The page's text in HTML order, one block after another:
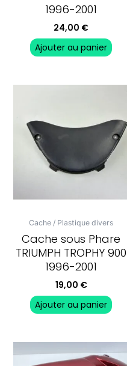
1996-2001
24,00 €
Ajouter au panier
Cache / Plastique divers
Cache sous Phare
TRIUMPH TROPHY 900
1996-2001
19,00 €
Ajouter au panier